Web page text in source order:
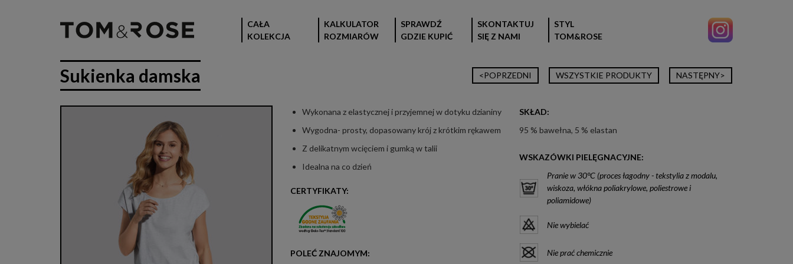
CAŁA
KOLEKCJA
KALKULATOR
ROZMIARÓW
SPRAWDŹ
GDZIE KUPIĆ
SKONTAKTUJ
SIĘ Z NAMI
STYL
TOM&ROSE
Sukienka damska <POPRZEDNI WSZYSTKIE PRODUKTY NASTĘPNY>
Wykonana z elastycznej i przyjemnej w dotyku dzianiny
Wygodna- prosty, dopasowany krój z krótkim rękawem
Z delikatnym wcięciem i gumką w talii
Idealna na co dzień
CERTYFIKATY:
POLEĆ ZNAJOMYM:
SKŁAD:
95 % bawełna, 5 % elastan
WSKAZÓWKI PIELĘGNACYJNE:
Pranie w 30°C (proces łagodny - tekstylia z modalu,
wiskoza, włókna poliakrylowe, poliestrowe i
poliamidowe)
Nie wybielać
Nie prać chemicznie